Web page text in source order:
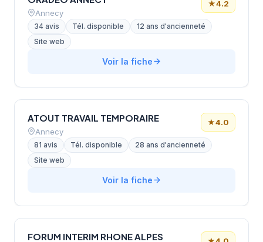
Annecy
★4.2
34 avis Tél. disponible
12 ans d'ancienneté
Site web
Voir la fiche
ATOUT TRAVAIL TEMPORAIRE
Annecy
★4.0
81 avis Tél. disponible
28 ans d'ancienneté
Site web
Voir la fiche
FORUM INTERIM RHONE ALPES